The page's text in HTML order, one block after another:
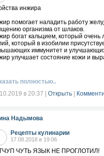
инжира
помогает наладить работу
организма от шлаков.
богат кальцием, который
который в изобилии
иммунитет и
улучшает состояние кожи и
полностью..
в 20:37
Открыть
Надымова
Рецепты кулинарии
17.08.2018 в 19:06
ЧУТЬ ЯЗЫК НЕ ПРОГЛОТИЛ!